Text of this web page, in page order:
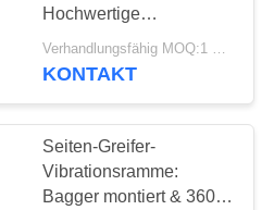
Hochwertige
Klemmzähne für
Rammgeräte
Verhandlungsfähig MOQ:1 Satz
KONTAKT
Seiten-Greifer-
Vibrationsramme:
Bagger montiert & 360°